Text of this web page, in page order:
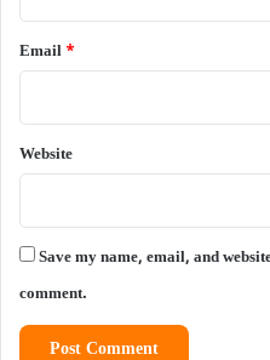
Email *
Website
Save my name, email, and
comment.